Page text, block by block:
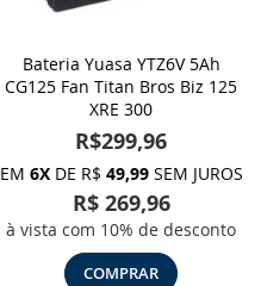
Bateria Yuasa YTZ6V 5Ah
CG125 Fan Titan Bros Biz 125
XRE 300
R$299,96
EM 6XDE R$ 49,99SEM JUROS
R$ 269,96
à vista com 10% de desconto
COMPRAR